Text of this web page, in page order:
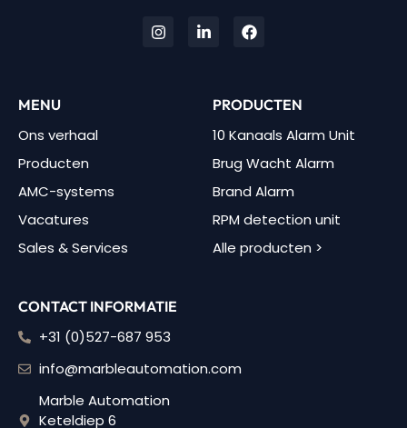
MENU
Ons verhaal
Producten
AMC-systems
Vacatures
Sales & Services
PRODUCTEN
10 Kanaals Alarm Unit
Brug Wacht Alarm
Brand Alarm
RPM detection unit
Alle producten >
CONTACT INFORMATIE
+31 (0)527-687 953
info@marbleautomation.com
Marble Automation
Keteldiep 6